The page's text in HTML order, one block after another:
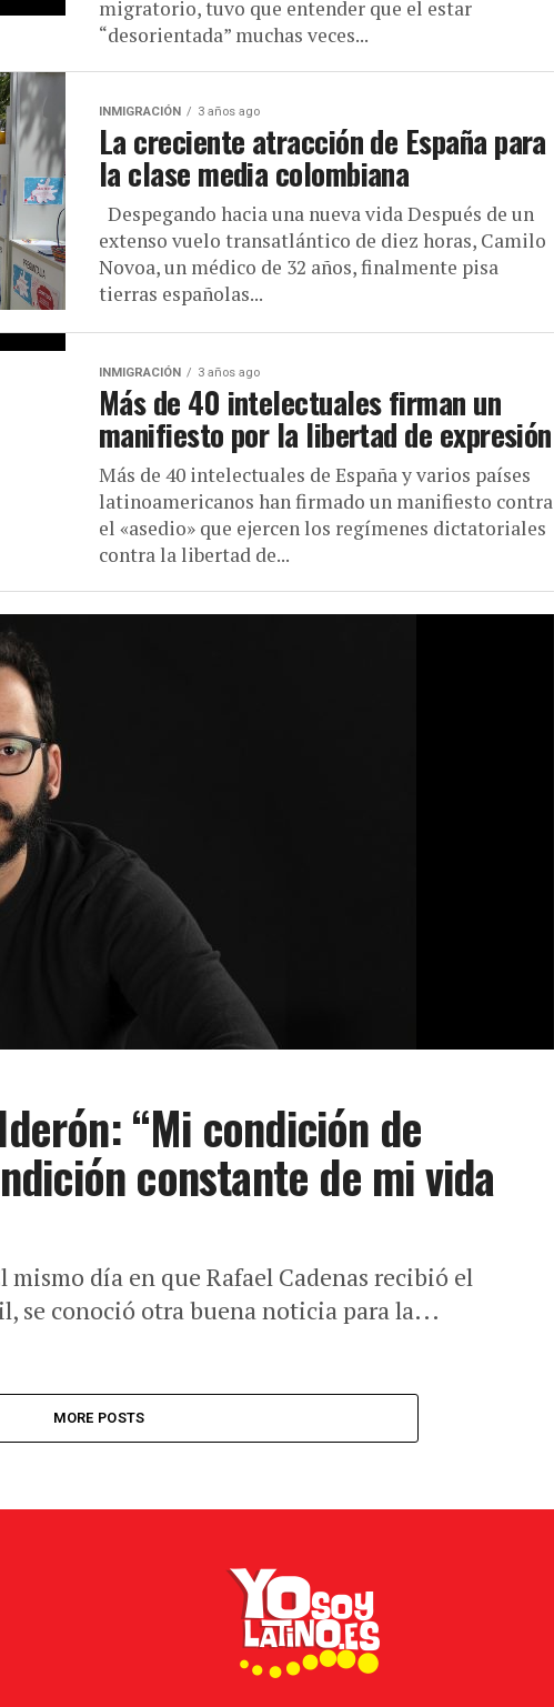
migratorio, tuvo que entender que el estar
“desorientada” muchas veces...
INMIGRACIÓN 3 años ago
La creciente atracción de España para
la clase media colombiana
Despegando hacia una nueva vida Después de un
extenso vuelo transatlántico de diez horas, Camilo
Novoa, un médico de 32 años, finalmente pisa
tierras españolas...
INMIGRACIÓN 3 años ago
Más de 40 intelectuales firman un
manifiesto por la libertad de expresión
Más de 40 intelectuales de España y varios países
latinoamericanos han firmado un manifiesto contra
el «asedio» que ejercen los regímenes dictatoriales
contra la libertad de...
“Mi condición de
constante de mi vida
mismo día en que Rafael Cadenas recibió el
se conoció otra buena noticia para la...
MORE POSTS